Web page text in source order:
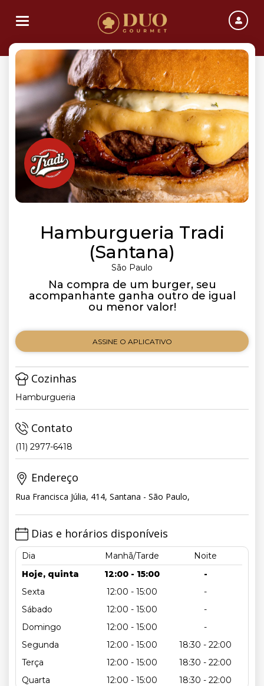
Toggle navigation
Hamburgueria Tradi
(Santana)
São Paulo
Na compra de um burger, seu
acompanhante ganha outro de igual
ou menor valor!
ASSINE O APLICATIVO
Cozinhas
Hamburgueria
Contato
(11) 2977-6418
Endereço
Rua Francisca Júlia, 414, Santana - São Paulo,
Dias e horários disponíveis
Dia Manhã/Tarde
Noite
Hoje, quinta
12:00 - 15:00
-
Sexta
12:00 - 15:00
-
Sábado
12:00 - 15:00
-
Domingo
12:00 - 15:00
-
Segunda
12:00 - 15:00
18:30 - 22:00
Terça
12:00 - 15:00
18:30 - 22:00
Quarta
12:00 - 15:00 18:30 - 22:00